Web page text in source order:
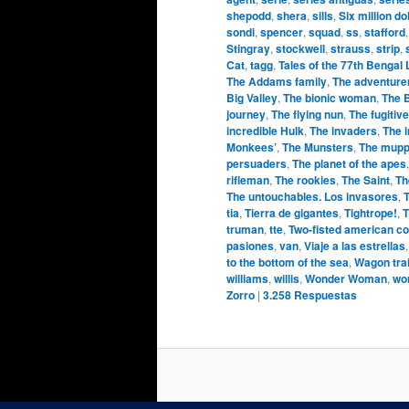
shepodd, shera, sills, Six million
sondi, spencer, squad, ss, stafford,
Stingray, stockwell, strauss, strip,
Cat, tagg, Tales of the 77th Bengal
The Addams family, The
Big Valley, The bionic woman, The
journey, The flying nun, The fugitive
incredible Hulk, The invaders, The
Monkees’, The Munsters, The
persuaders, The planet of the apes,
rifleman, The rookies, The Saint,
The untouchables. Los invasores,
tia, Tierra de gigantes, Tightrope!,
truman, tte, Two-fisted american
pasiones, van, Viaje a las estrellas,
to the bottom of the sea, Wagon
williams, willis, Wonder Woman,
Zorro | 3.258 Respuestas